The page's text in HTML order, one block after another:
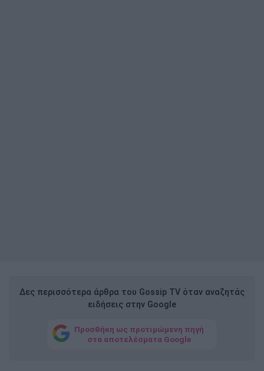
Δες περισσότερα άρθρα του Gossip TV όταν αναζητάς
ειδήσεις στην Google
Προσθήκη ως προτιμώμενη πηγή
στα αποτελέσματα Google